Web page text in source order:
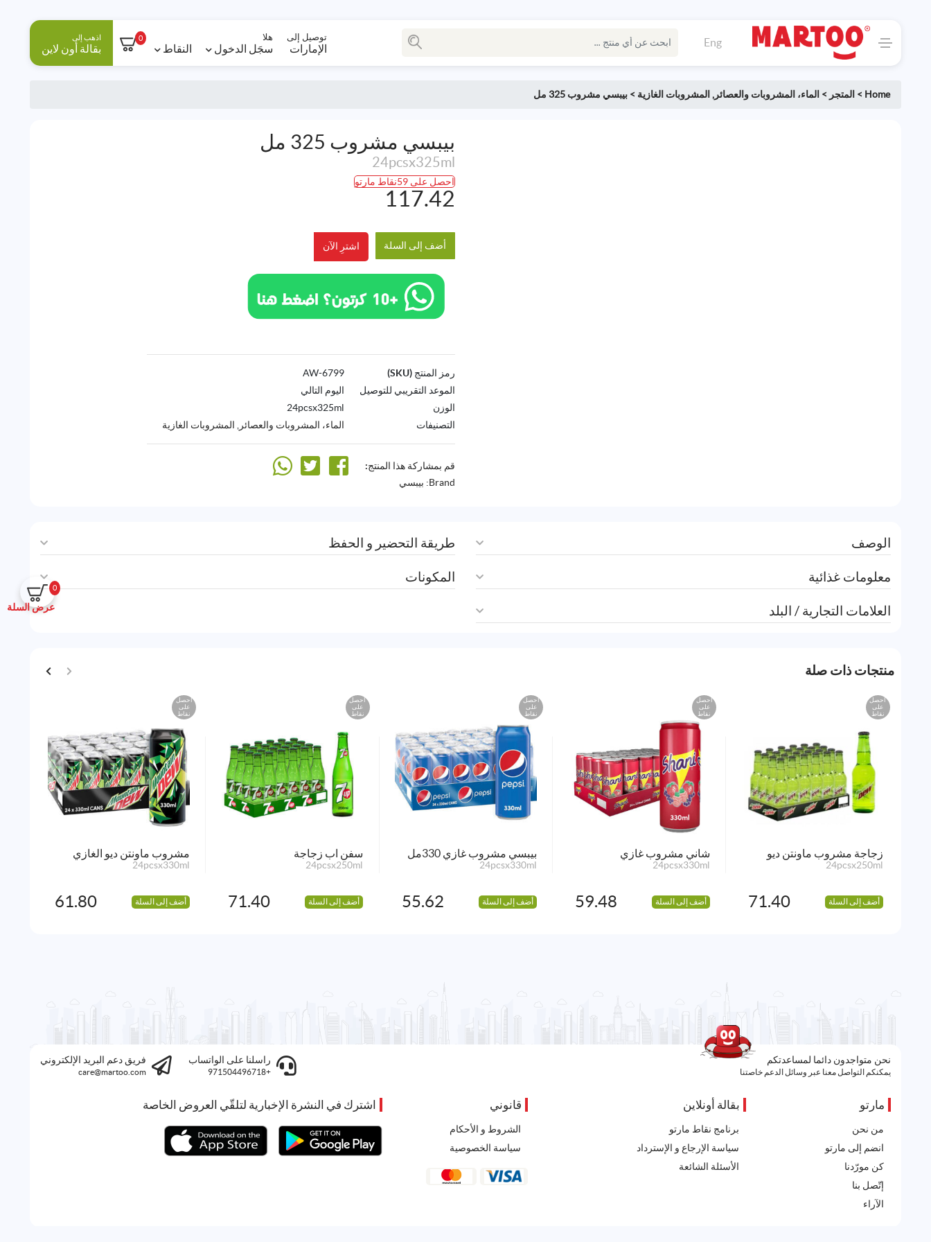
Eng توصيل إلى
الإمارات
هلا
سجَل الدخول النقاط
0 اذهب إلى
بقالة أون لاين
0
عرض السلة
Home
> المتجر > الماء، المشروبات والعصائر, المشروبات الغازية >بيبسي مشروب 325 مل
بيبسي مشروب 325 مل
24pcsx325ml
احصل على 59نقاط مارتو
117.42
أضف إلى السلة اشترِ الآن
رمز المنتج (SKU)
6799-AW
الموعد التقريبي للتوصيل
اليوم التالي
الوزن
24pcsx325ml
التصنيفات
الماء، المشروبات والعصائر , المشروبات الغازية
قم بمشاركة هذا المنتج:
Brand: بيبسي
الوصف
معلومات غذائية
العلامات التجارية / البلد
طريقة التحضير و الحفظ
المكونات
منتجات ذات صلة
احصل
على
نقاط
زجاجة مشروب ماونتن ديو
24pcsx250ml
أضف إلى السلة 71.40
احصل
على
نقاط
شاني مشروب غازي
24pcsx330ml
أضف إلى السلة 59.48
احصل
على
نقاط
بيبسي مشروب غازي 330مل
24pcsx330ml
أضف إلى السلة 55.62
احصل
على
نقاط
سفن اب زجاجة
24pcsx250ml
أضف إلى السلة 71.40
احصل
على
نقاط
مشروب ماونتن ديو الغازي
24pcsx330ml
أضف إلى السلة 61.80
نحن متواجدون دائما لمساعدتكم
يمكنكم التواصل معنا عبر وسائل الدعم خاصتنا
راسلنا على الواتساب
+971504496718
فريق دعم البريد الإلكتروني
care@martoo.com
مارتو
من نحن
انضم إلى مارتو
كن مورّدنا
إتّصل بنا
الآراء
بقالة أونلاين
برنامج نقاط مارتو
سياسة الإرجاع و الإسترداد
الأسئلة الشائعة
قانوني
الشروط و الأحكام
سياسة الخصوصية
اشترك في النشرة الإخبارية لتلقّي العروض الخاصة